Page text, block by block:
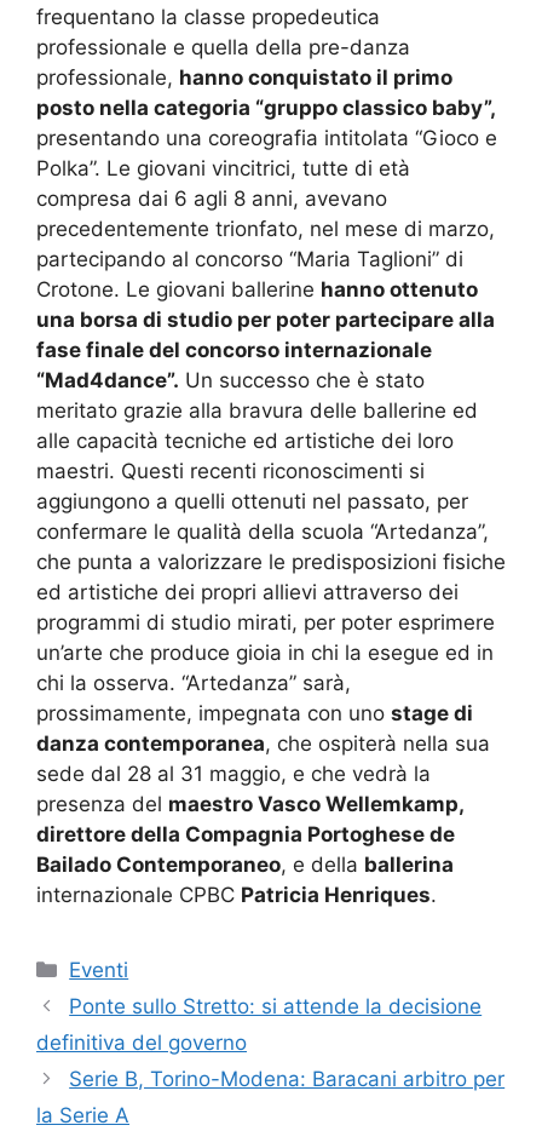
frequentano la classe propedeutica
professionale e quella della pre-danza
professionale, hanno conquistato il primo
posto nella categoria “gruppo classico baby”,
presentando una coreografia intitolata “Gioco e
Polka”. Le giovani vincitrici, tutte di età
compresa dai 6 agli 8 anni, avevano
precedentemente trionfato, nel mese di marzo,
partecipando al concorso “Maria Taglioni” di
Crotone. Le giovani ballerine hanno ottenuto
una borsa di studio per poter partecipare alla
fase finale del concorso internazionale
“Mad4dance”. Un successo che è stato
meritato grazie alla bravura delle ballerine ed
alle capacità tecniche ed artistiche dei loro
maestri. Questi recenti riconoscimenti si
aggiungono a quelli ottenuti nel passato, per
confermare le qualità della scuola “Artedanza”,
che punta a valorizzare le predisposizioni fisiche
ed artistiche dei propri allievi attraverso dei
programmi di studio mirati, per poter esprimere
un’arte che produce gioia in chi la esegue ed in
chi la osserva. “Artedanza” sarà,
prossimamente, impegnata con uno stage di
danza contemporanea, che ospiterà nella sua
sede dal 28 al 31 maggio, e che vedrà la
presenza del maestro Vasco Wellemkamp,
direttore della Compagnia Portoghese de
Bailado Contemporaneo, e della ballerina
internazionale CPBC Patricia Henriques.
Categorie
Eventi
Ponte sullo Stretto: si attende la decisione
definitiva del governo
Serie B, Torino-Modena: Baracani arbitro per
la Serie A